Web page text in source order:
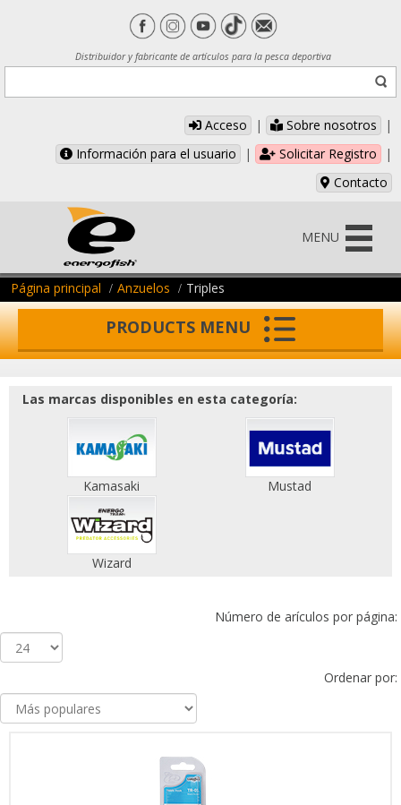
Distribuidor y fabricante de artículos para la pesca deportiva
Acceso | Sobre nosotros
|
Información para el usuario
| Solicitar Registro
|
Contacto
MENU
Página principal Anzuelos Triples
PRODUCTS MENU
Las marcas disponibles en esta categoría:
Kamasaki Mustad
Wizard
Número de arículos por página:
Ordenar por: